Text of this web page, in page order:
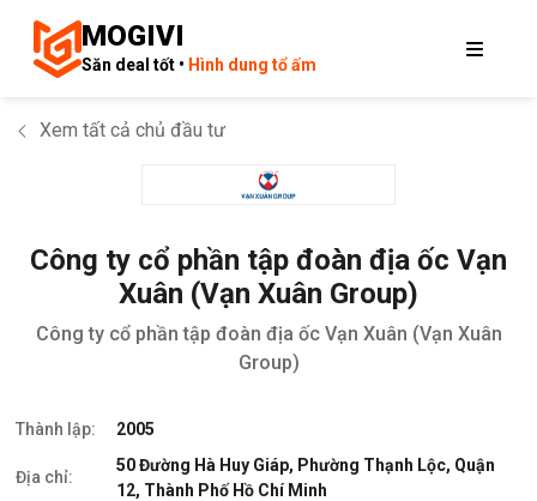
MOGIVI
Săn deal tốt • Hình dung tổ ấm
Xem tất cả chủ đầu tư
Công ty cổ phần tập đoàn địa ốc Vạn
Xuân (Vạn Xuân Group)
Công ty cổ phần tập đoàn địa ốc Vạn Xuân (Vạn Xuân
Group)
Thành lập: 2005
Địa chỉ:
50 Đường Hà Huy Giáp, Phường Thạnh Lộc, Quận
12, Thành Phố Hồ Chí Minh